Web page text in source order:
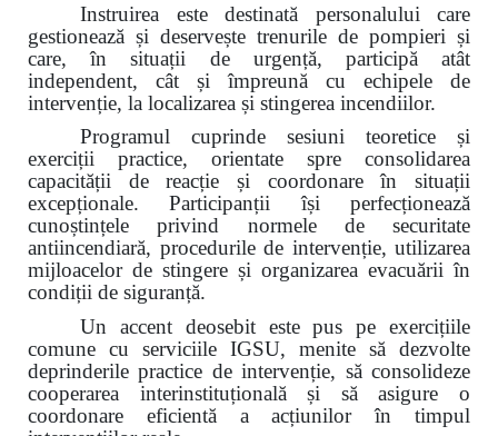
Instruirea este destinată personalului care
gestionează și deservește trenurile de pompieri și
care, în situații de urgență, participă atât
independent, cât și împreună cu echipele de
intervenție, la localizarea și stingerea incendiilor.
Programul cuprinde sesiuni teoretice și
exerciții practice, orientate spre consolidarea
capacității de reacție și coordonare în situații
excepționale. Participanții își perfecționează
cunoștințele privind normele de securitate
antiincendiară, procedurile de intervenție, utilizarea
mijloacelor de stingere și organizarea evacuării în
condiții de siguranță.
Un accent deosebit este pus pe exercițiile
comune cu serviciile IGSU, menite să dezvolte
deprinderile practice de intervenție, să consolideze
cooperarea interinstituțională și să asigure o
coordonare eficientă a acțiunilor în timpul